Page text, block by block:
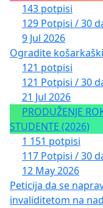
Срђан
Владан
културе
др Небојша
проф. др
Александар
стандарда
Милена
143 potpisi
129 Potpisi / 30
9 Jul 2026
Ogradite
121 potpisi
121 Potpisi / 30
21 Jul 2026
PRODUŽENJE
STUDENTE (2026)
1 151 potpisi
117 Potpisi / 30
12 May 2026
Peticija da se
invaliditetom na